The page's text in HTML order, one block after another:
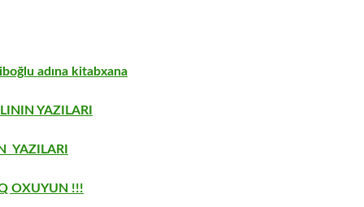
adına kitabxana
YAZILARI
YAZILARI
OXUYUN !!!